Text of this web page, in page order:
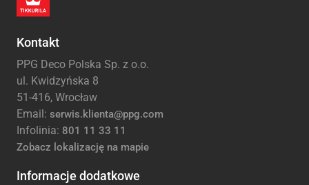
Kontakt
PPG Deco Polska Sp. z o.o.
ul. Kwidzyńska 8
51-416, Wrocław
Email: serwis.klienta@ppg.com
Infolinia: 801 11 33 11
Zobacz lokalizację na mapie
Informacje dodatkowe